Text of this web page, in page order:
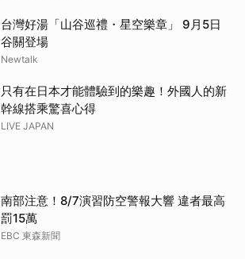
台灣好湯「山谷巡禮・星空樂章」 9月5日
谷關登場
Newtalk
只有在日本才能體驗到的樂趣！外國人的新
幹線搭乘驚喜心得
LIVE JAPAN
南部注意！8/7演習防空警報大響 違者最高
罰15萬
EBC 東森新聞